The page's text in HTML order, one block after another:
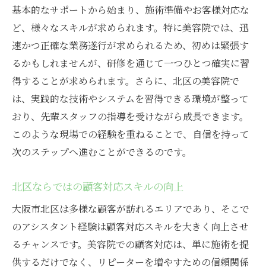
基本的なサポートから始まり、施術準備やお客様対応な
ど、様々なスキルが求められます。特に美容院では、迅
速かつ正確な業務遂行が求められるため、初めは緊張す
るかもしれませんが、研修を通じて一つひとつ確実に習
得することが求められます。さらに、北区の美容院で
は、実践的な技術やシステムを習得できる環境が整って
おり、先輩スタッフの指導を受けながら成長できます。
このような現場での経験を重ねることで、自信を持って
次のステップへ進むことができるのです。
北区ならではの顧客対応スキルの向上
大阪市北区は多様な顧客が訪れるエリアであり、そこで
のアシスタント経験は顧客対応スキルを大きく向上させ
るチャンスです。美容院での顧客対応は、単に施術を提
供するだけでなく、リピーターを増やすための信頼関係